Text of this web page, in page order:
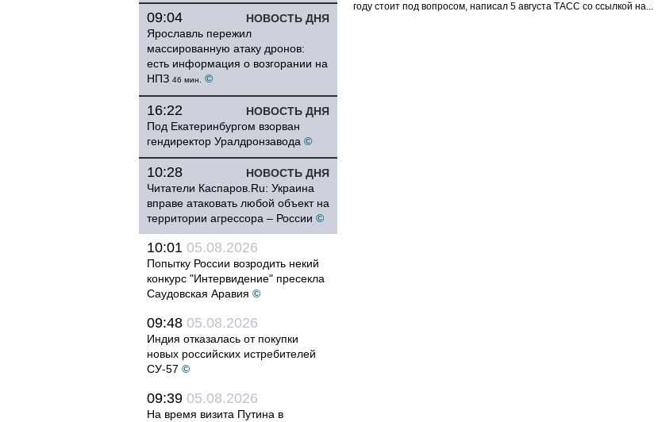
НОВОСТЬ ДНЯ
09:04
Ярославль пережил
массированную атаку дронов:
есть информация о возгорании на
НПЗ 46 мин. ©
НОВОСТЬ ДНЯ
16:22
Под Екатеринбургом взорван
гендиректор Уралдронзавода ©
НОВОСТЬ ДНЯ
10:28
Читатели Каспаров.Ru: Украина
вправе атаковать любой объект на
территории агрессора – России ©
10:01 05.08.2026
Попытку России возродить некий
конкурс "Интервидение" пресекла
Саудовская Аравия ©
09:48 05.08.2026
Индия отказалась от покупки
новых российских истребителей
СУ-57 ©
09:39 05.08.2026
На время визита Путина в
году стоит под вопросом, написал 5 августа ТАСС со ссылкой на...